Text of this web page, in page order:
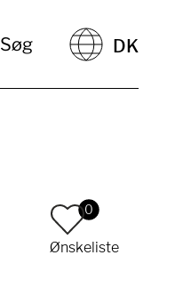
Søg DK
0
Ønskeliste